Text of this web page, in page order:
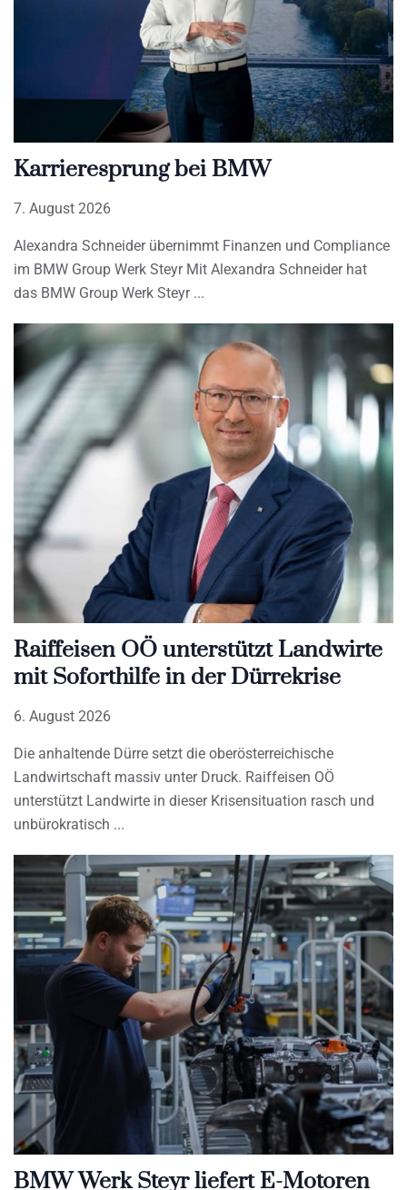
Karrieresprung bei BMW
7. August 2026
Alexandra Schneider übernimmt Finanzen und Compliance
im BMW Group Werk Steyr Mit Alexandra Schneider hat
das BMW Group Werk Steyr
Raiffeisen OÖ unterstützt Landwirte
mit Soforthilfe in der Dürrekrise
6. August 2026
Die anhaltende Dürre setzt die oberösterreichische
Landwirtschaft massiv unter Druck. Raiffeisen OÖ
unterstützt Landwirte in dieser Krisensituation rasch und
unbürokratisch
BMW Werk Steyr liefert E-Motoren